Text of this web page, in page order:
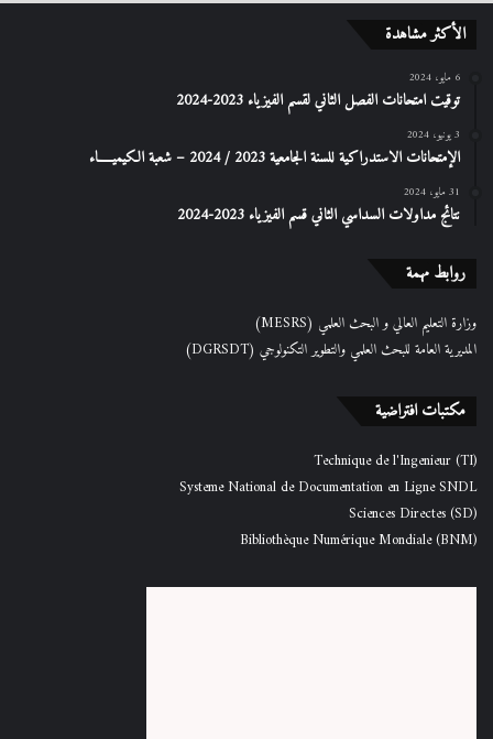
الأكثر مشاهدة
6 مايو، 2024
توقيت امتحانات الفصل الثاني لقسم الفيزياء 2023-2024
3 يونيو، 2024
الإمتحانات الاستدراكیة للسنة الجامعیة 2023 / 2024 – شعبة الكیمیـــــاء
31 مايو، 2024
نتائج مداولات السداسي الثاني قسم الفيزياء 2023-2024
روابط مهمة
وزارة التعليم العالي و البحث العلمي (MESRS)
المديرية العامة للبحث العلمي والتطوير التكنولوجي (DGRSDT)
مكتبات افتراضية
Technique de l'Ingenieur (TI)
Systeme National de Documentation en Ligne SNDL
Sciences Directes (SD)
Bibliothèque Numérique Mondiale (BNM)